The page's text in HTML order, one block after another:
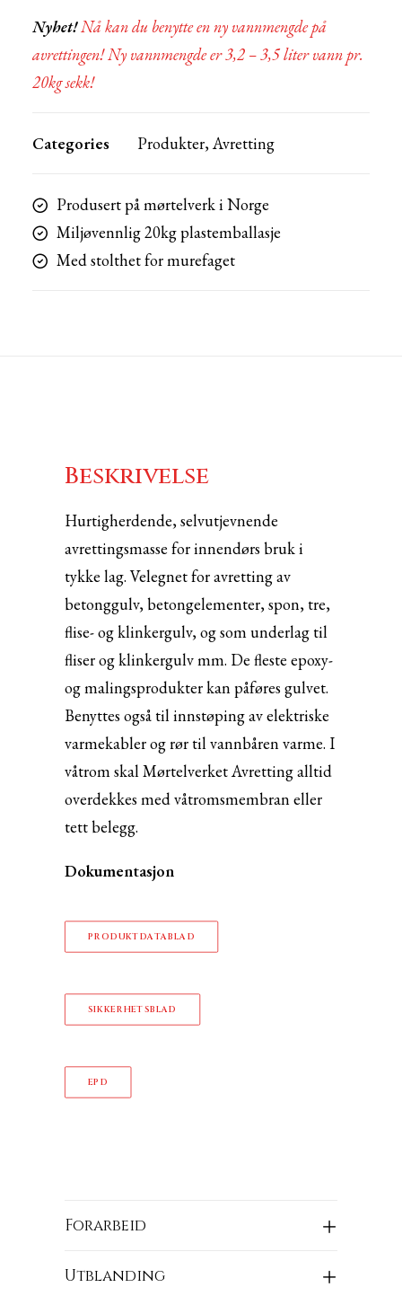
Nyhet!Nå kan du benytte en ny vannmengde på
avrettingen!Ny vannmengde er 3,2 – 3,5 liter vann pr.
20kg sekk!
Categories Produkter,Avretting
Produsert på mørtelverk i Norge
Miljøvennlig 20kg plastemballasje
Med stolthet for murefaget
Beskrivelse
Hurtigherdende, selvutjevnende
avrettingsmasse for innendørs bruk i
tykke lag. Velegnet for avretting av
betonggulv, betongelementer, spon, tre,
flise- og klinkergulv, og som underlag til
fliser og klinkergulv mm. De fleste epoxy-
og malingsprodukter kan påføres gulvet.
Benyttes også til innstøping av elektriske
varmekabler og rør til vannbåren varme. I
våtrom skal Mørtelverket Avretting alltid
overdekkes med våtromsmembran eller
tett belegg.
Dokumentasjon
PRODUKTDATABLAD
SIKKERHETSBLAD
EPD
Forarbeid
Utblanding